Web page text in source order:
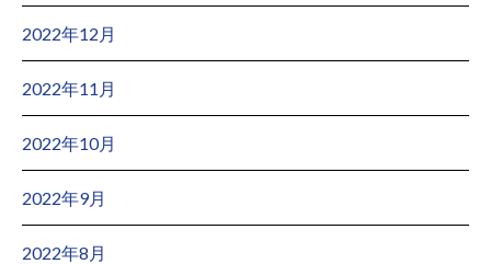
2022年12月
2022年11月
2022年10月
2022年9月
2022年8月